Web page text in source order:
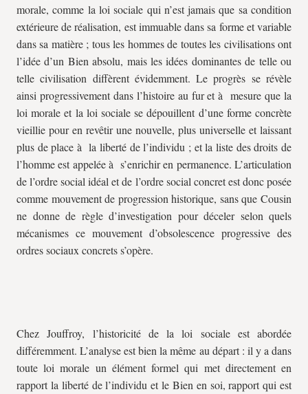
morale, comme la loi sociale qui n’est jamais que sa condition
extérieure de réalisation, est immuable dans sa forme et variable
dans sa matière ; tous les hommes de toutes les civilisations ont
l’idée d’un Bien absolu, mais les idées dominantes de telle ou
telle civilisation diffèrent évidemment. Le progrès se révèle
ainsi progressivement dans l’histoire au fur et à mesure que la
loi morale et la loi sociale se dépouillent d’une forme concrète
vieillie pour en revêtir une nouvelle, plus universelle et laissant
plus de place à la liberté de l’individu ; et la liste des droits de
l’homme est appelée à s’enrichir en permanence. L’articulation
de l’ordre social idéal et de l’ordre social concret est donc posée
comme mouvement de progression historique, sans que Cousin
ne donne de règle d’investigation pour déceler selon quels
mécanismes ce mouvement d’obsolescence progressive des
ordres sociaux concrets s’opère.
Chez Jouffroy, l’historicité de la loi sociale est abordée
différemment. L’analyse est bien la même au départ : il y a dans
toute loi morale un élément formel qui met directement en
rapport la liberté de l’individu et le Bien en soi, rapport qui est